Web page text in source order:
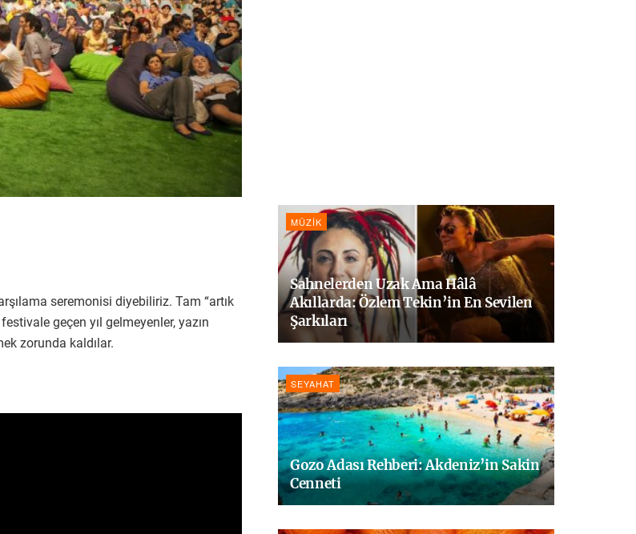
seremonisi diyebiliriz. Tam “artık
geçen yıl gelmeyenler, yazın
zorunda kaldılar.
MÜZIK
Sahnelerden Uzak Ama Hâlâ
Akıllarda: Özlem Tekin’in En Sevilen
Şarkıları
SEYAHAT
Gozo Adası Rehberi: Akdeniz’in Sakin
Cenneti